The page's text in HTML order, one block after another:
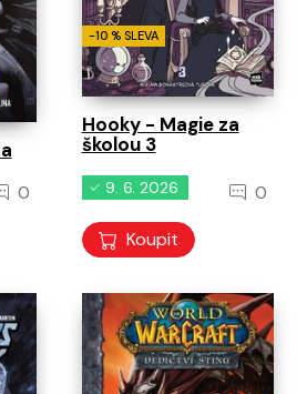
0
-10 % SLEVA
Hooky - Magie za
školou 3
9. 6. 2026 0
Koupit